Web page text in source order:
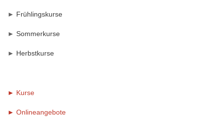
► Frühlingskurse
► Sommerkurse
► Herbstkurse
► Kurse
► Onlineangebote